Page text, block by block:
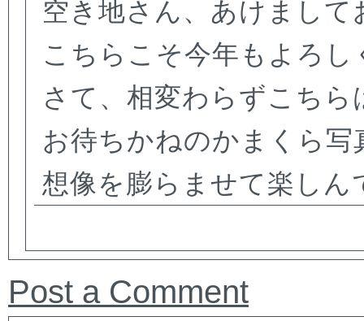
空き地さん、あけまし
こちらこそ今年もよろ
さて、相変わらずこち
お待ちかねのかまくら
想像を膨らませて楽しん
Post a Comment